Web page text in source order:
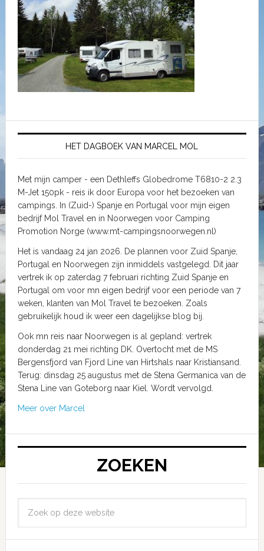
HET DAGBOEK VAN MARCEL MOL
Met mijn camper - een Dethleffs Globedrome T6810-2 2.3
M-Jet 150pk - reis ik door Europa voor het bezoeken van
campings. In (Zuid-) Spanje en Portugal voor mijn eigen
bedrijf Mol Travel en in Noorwegen voor Camping
Promotion Norge (www.mt-campingsnoorwegen.nl)
Het is vandaag 24 jan 2026. De plannen voor Zuid Spanje,
Portugal en Noorwegen zijn inmiddels vastgelegd. Dit jaar
vertrek ik op zaterdag 7 februari richting Zuid Spanje en
Portugal om voor mn eigen bedrijf voor een periode van 7
weken, klanten van Mol Travel te bezoeken. Zoals
gebruikelijk houd ik weer een dagelijkse blog bij.
Ook mn reis naar Noorwegen is al gepland: vertrek
donderdag 21 mei richting DK. Overtocht met de MS
Bergensfjord van Fjord Line van Hirtshals naar Kristiansand.
Terug: dinsdag 25 augustus met de Stena Germanica van de
Stena Line van Goteborg naar Kiel. Wordt vervolgd.
Meer over Marcel
ZOEKEN